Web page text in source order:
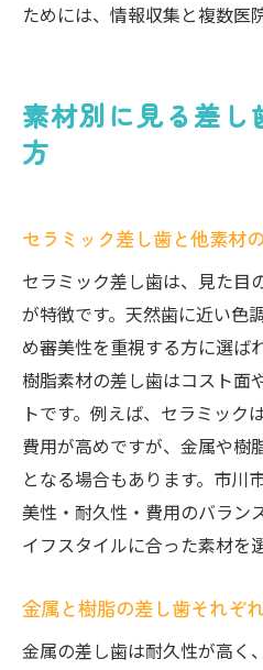
ためには、情報収集と複数医
素材別に見る差し
方
セラミック差し歯と他素材
セラミック差し歯は、見た目
が特徴です。天然歯に近い色
め審美性を重視する方に選ば
樹脂素材の差し歯はコスト面
トです。例えば、セラミック
費用が高めですが、金属や樹
となる場合もあります。市川
美性・耐久性・費用のバラン
イフスタイルに合った素材を
金属と樹脂の差し歯それぞ
金属の差し歯は耐久性が高く